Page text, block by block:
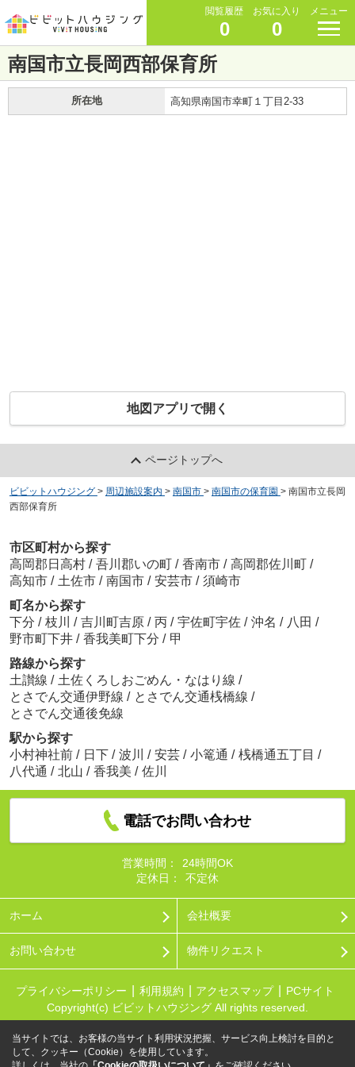
閲覧履歴
0
お気に入り
0
メニュー
南国市立長岡西部保育所
所在地 高知県南国市幸町１丁目2-33
地図アプリで開く
ページトップへ
ビビットハウジング > 周辺施設案内 > 南国市 > 南国市の保育園 > 南国市立長岡
西部保育所
市区町村から探す
高岡郡日高村 / 吾川郡いの町 / 香南市 / 高岡郡佐川町 /
高知市 / 土佐市 / 南国市 / 安芸市 / 須崎市
町名から探す
下分 / 枝川 / 吉川町吉原 / 丙 / 宇佐町宇佐 / 沖名 / 八田 /
野市町下井 / 香我美町下分 / 甲
路線から探す
土讃線 / 土佐くろしおごめん・なはり線 /
とさでん交通伊野線 / とさでん交通桟橋線 /
とさでん交通後免線
駅から探す
小村神社前 / 日下 / 波川 / 安芸 / 小篭通 / 桟橋通五丁目 /
八代通 / 北山 / 香我美 / 佐川
電話でお問い合わせ
営業時間：
24時間OK
定休日：
不定休
ホーム 会社概要
お問い合わせ 物件リクエスト
プライバシーポリシー 利用規約 アクセスマップ
PCサイト
Copyright(c) ビビットハウジング All rights reserved.
当サイトでは、お客様の当サイト利用状況把握、サービス向上検討を目的と
して、クッキー（Cookie）を使用しています。